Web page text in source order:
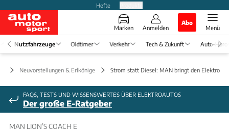
Hefte
Marken Anmelden
Abo
Menü
Nutzfahrzeuge Oldtimer Verkehr Tech & Zukunft Auto-
Neuvorstellungen & Erlkönige Strom statt Diesel: MAN bringt den Elektro-
FAQS, TESTS UND WISSENSWERTES ÜBER ELEKTROAUTOS
Der große E-Ratgeber
MAN LION’S COACH E